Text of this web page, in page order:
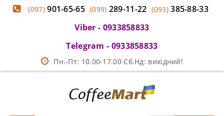
(097)901-65-65 (099) 289-11-22 (093)385-88-33
Viber - 0933858833
Telegram - 0933858833
Пн.-Пт: 10.00-17.00 Сб.Нд: вихідний!